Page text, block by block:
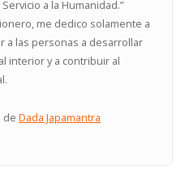
a la Humanidad.”
me dedico solamente a
a las personas a desarrollar
interior y a contribuir al
deDada Japamantra